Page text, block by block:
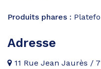
Produits phares :
Adresse
11 Rue Jean Jaurès /